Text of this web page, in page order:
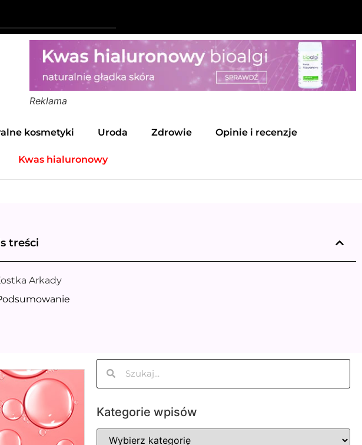
Reklama
kosmetyki Uroda Zdrowie Opinie i recenzje
Kwas hialuronowy
treści
Arkady
Kategorie wpisów